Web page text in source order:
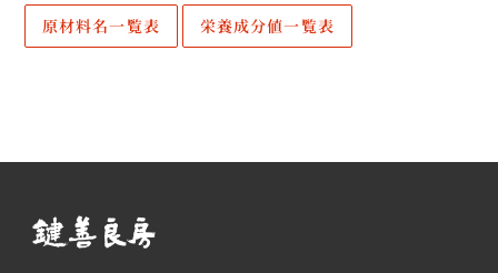
原材料名一覧表 栄養成分値一覧表